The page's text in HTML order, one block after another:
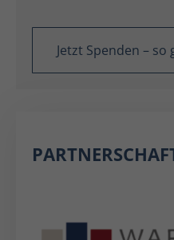
Jetzt Spenden – so